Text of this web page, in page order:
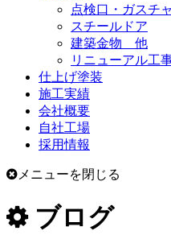
点検口・ガスチ
スチールドア
建築金物 他
リニューアル工
仕上げ塗装
施工実績
会社概要
自社工場
採用情報
メニューを閉じる
ブログ